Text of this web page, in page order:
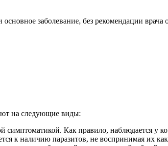
заболевание, без рекомендации
на следующие виды:
симптоматикой. Как правило, наблюдается у
к наличию паразитов, не воспринимая их